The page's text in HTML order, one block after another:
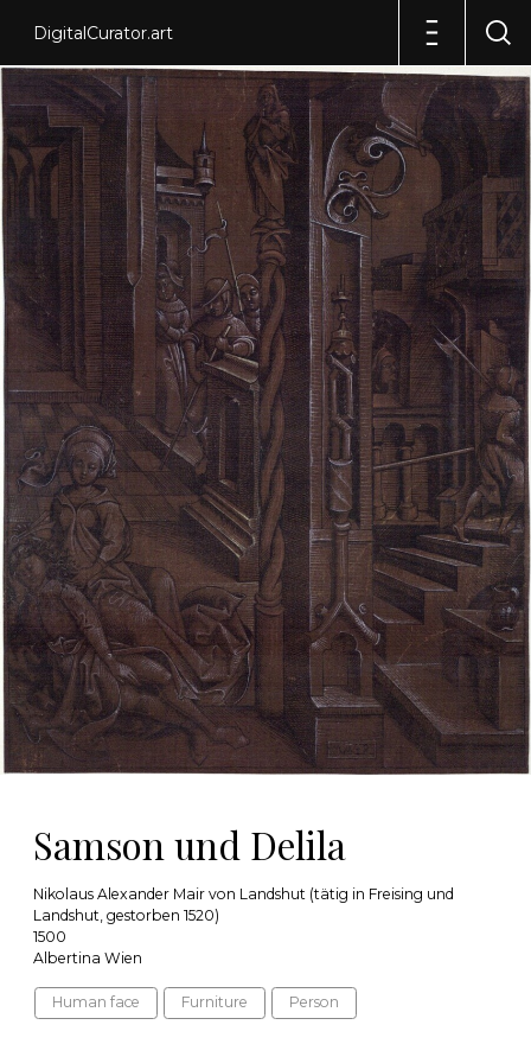
DigitalCurator.art
Samson und Delila
Nikolaus Alexander Mair von Landshut (tätig in Freising und
Landshut, gestorben 1520)
1500
Albertina Wien
Human face Furniture Person